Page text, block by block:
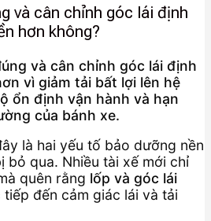
và cân chỉnh góc lái định
hơn không?
và cân chỉnh góc lái định
vì giảm tải bất lợi lên hệ
ổn định vận hành và hạn
của bánh xe.
là hai yếu tố bảo dưỡng nền
bỏ qua. Nhiều tài xế mới chỉ
quên rằng lốp và góc lái
đến cảm giác lái và tải